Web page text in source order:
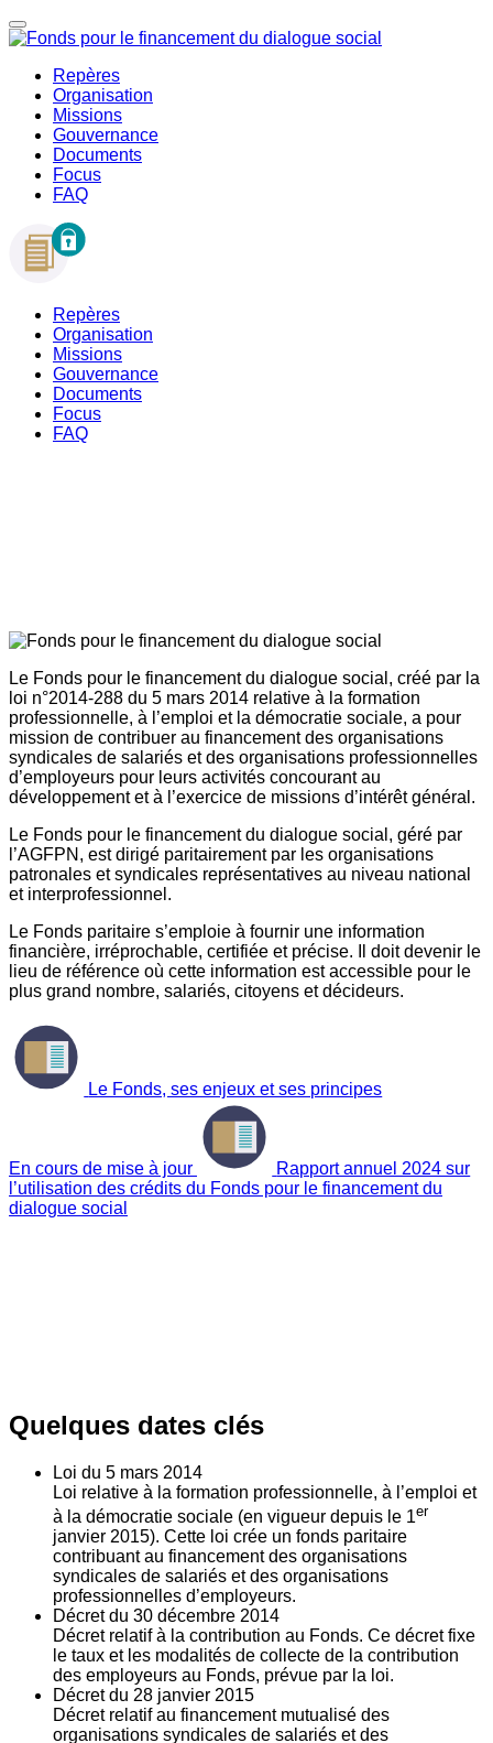
Repères
Organisation
Missions
Gouvernance
Documents
Focus
FAQ
Repères
Organisation
Missions
Gouvernance
Documents
Focus
FAQ
Le Fonds pour le financement du dialogue social, créé par la
loi n°2014-288 du 5 mars 2014 relative à la formation
professionnelle, à l’emploi et la démocratie sociale, a pour
mission de contribuer au financement des organisations
syndicales de salariés et des organisations professionnelles
d’employeurs pour leurs activités concourant au
développement et à l’exercice de missions d’intérêt général.
Le Fonds pour le financement du dialogue social, géré par
l’AGFPN, est dirigé paritairement par les organisations
patronales et syndicales représentatives au niveau national
et interprofessionnel.
Le Fonds paritaire s’emploie à fournir une information
financière, irréprochable, certifiée et précise. Il doit devenir le
lieu de référence où cette information est accessible pour le
plus grand nombre, salariés, citoyens et décideurs.
Le Fonds, ses enjeux et ses principes
En cours de mise à jour
Rapport annuel 2024 sur
l’utilisation des crédits du Fonds pour le financement du
dialogue social
Quelques dates clés
Loi du 5 mars 2014
Loi relative à la formation professionnelle, à l’emploi et
à la démocratie sociale (en vigueur depuis le 1er
janvier 2015). Cette loi crée un fonds paritaire
contribuant au financement des organisations
syndicales de salariés et des organisations
professionnelles d’employeurs.
Décret du 30 décembre 2014
Décret relatif à la contribution au Fonds. Ce décret fixe
le taux et les modalités de collecte de la contribution
des employeurs au Fonds, prévue par la loi.
Décret du 28 janvier 2015
Décret relatif au financement mutualisé des
organisations syndicales de salariés et des